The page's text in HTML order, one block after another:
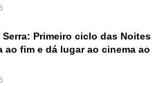
Serra: Primeiro ciclo das Noites
ao fim e dá lugar ao cinema ao